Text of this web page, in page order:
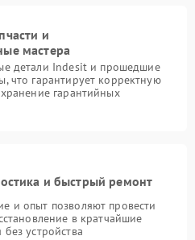
и
мастера
детали Indesit и прошедшие
что гарантирует корректную
гарантийных
и быстрый ремонт
и опыт позволяют провести
в кратчайшие
устройства